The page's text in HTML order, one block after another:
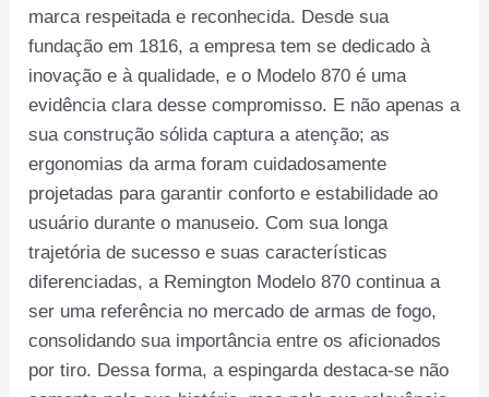
marca respeitada e reconhecida. Desde sua
fundação em 1816, a empresa tem se dedicado à
inovação e à qualidade, e o Modelo 870 é uma
evidência clara desse compromisso. E não apenas a
sua construção sólida captura a atenção; as
ergonomias da arma foram cuidadosamente
projetadas para garantir conforto e estabilidade ao
usuário durante o manuseio. Com sua longa
trajetória de sucesso e suas características
diferenciadas, a Remington Modelo 870 continua a
ser uma referência no mercado de armas de fogo,
consolidando sua importância entre os aficionados
por tiro. Dessa forma, a espingarda destaca-se não